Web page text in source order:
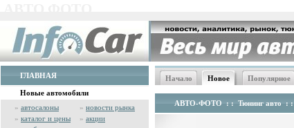
ГЛАВНАЯ
Новые автомобили
» автосалоны » новости рынка
» каталог и цены » акции
Начало Новое Популярное
АВТО-ФОТО : : Тюнинг авто : :